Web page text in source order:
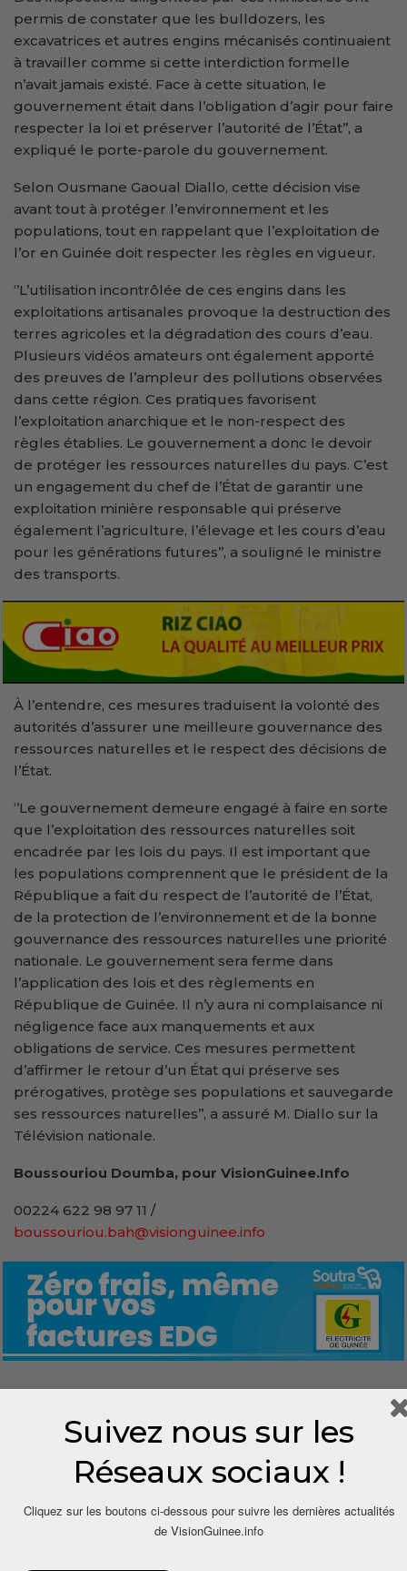
permis de constater que les bulldozers, les
excavatrices et autres engins mécanisés continuaient
à travailler comme si cette interdiction formelle
n’avait jamais existé. Face à cette situation, le
gouvernement était dans l’obligation d’agir pour faire
respecter la loi et préserver l’autorité de l’État’’, a
expliqué le porte-parole du gouvernement.
Selon Ousmane Gaoual Diallo, cette décision vise
avant tout à protéger l’environnement et les
populations, tout en rappelant que l’exploitation de
l’or en Guinée doit respecter les règles en vigueur.
‘’L’utilisation incontrôlée de ces engins dans les
exploitations artisanales provoque la destruction des
terres agricoles et la dégradation des cours d’eau.
Plusieurs vidéos amateurs ont également apporté
des preuves de l’ampleur des pollutions observées
dans cette région. Ces pratiques favorisent
l’exploitation anarchique et le non-respect des
règles établies. Le gouvernement a donc le devoir
de protéger les ressources naturelles du pays. C’est
un engagement du chef de l’État de garantir une
exploitation minière responsable qui préserve
également l’agriculture, l’élevage et les cours d’eau
pour les générations futures’’, a souligné le ministre
des transports.
À l’entendre, ces mesures traduisent la volonté des
autorités d’assurer une meilleure gouvernance des
ressources naturelles et le respect des décisions de
l’État.
‘’Le gouvernement demeure engagé à faire en sorte
que l’exploitation des ressources naturelles soit
encadrée par les lois du pays. Il est important que
les populations comprennent que le président de la
République a fait du respect de l’autorité de l’État,
de la protection de l’environnement et de la bonne
gouvernance des ressources naturelles une priorité
nationale. Le gouvernement sera ferme dans
l’application des lois et des règlements en
République de Guinée. Il n’y aura ni complaisance ni
négligence face aux manquements et aux
obligations de service. Ces mesures permettent
d’affirmer le retour d’un État qui préserve ses
prérogatives, protège ses populations et sauvegarde
ses ressources naturelles’’, a assuré M. Diallo sur la
Télévision nationale.
Boussouriou Doumba, pour VisionGuinee.Info
00224 622 98 97 11 /
boussouriou.bah@visionguinee.info
Share
Suivez nous sur les
Réseaux sociaux !
Cliquez sur les boutons ci-dessous pour suivre les dernières actualités
de VisionGuinee.info